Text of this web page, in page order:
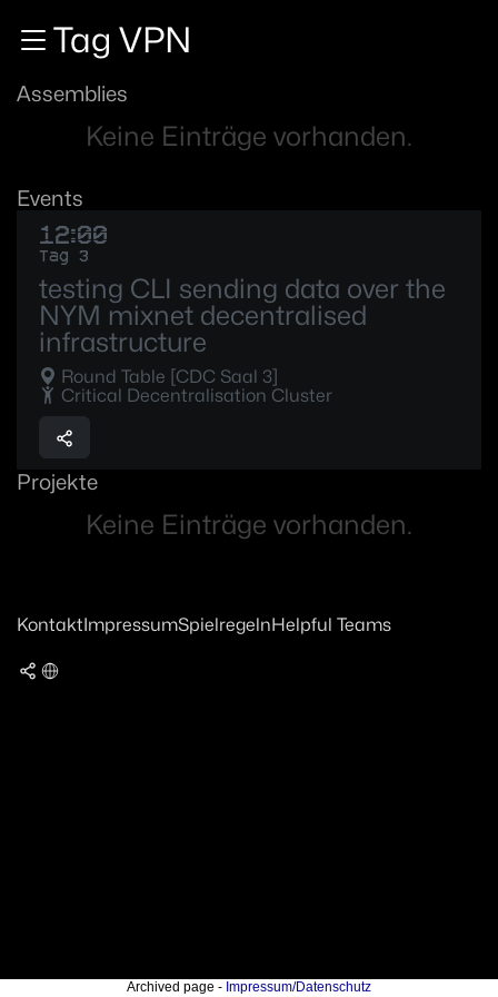
Zum Inhalt
Zum Footer
Tag VPN
Assemblies
Keine Einträge vorhanden.
Events
12:00
Tag 3
testing CLI sending data over the
NYM mixnet decentralised
infrastructure
Round Table [CDC Saal 3]
Critical Decentralisation Cluster
Projekte
Keine Einträge vorhanden.
KontaktImpressumSpielregelnHelpful Teams
Archived page - Impressum/Datenschutz